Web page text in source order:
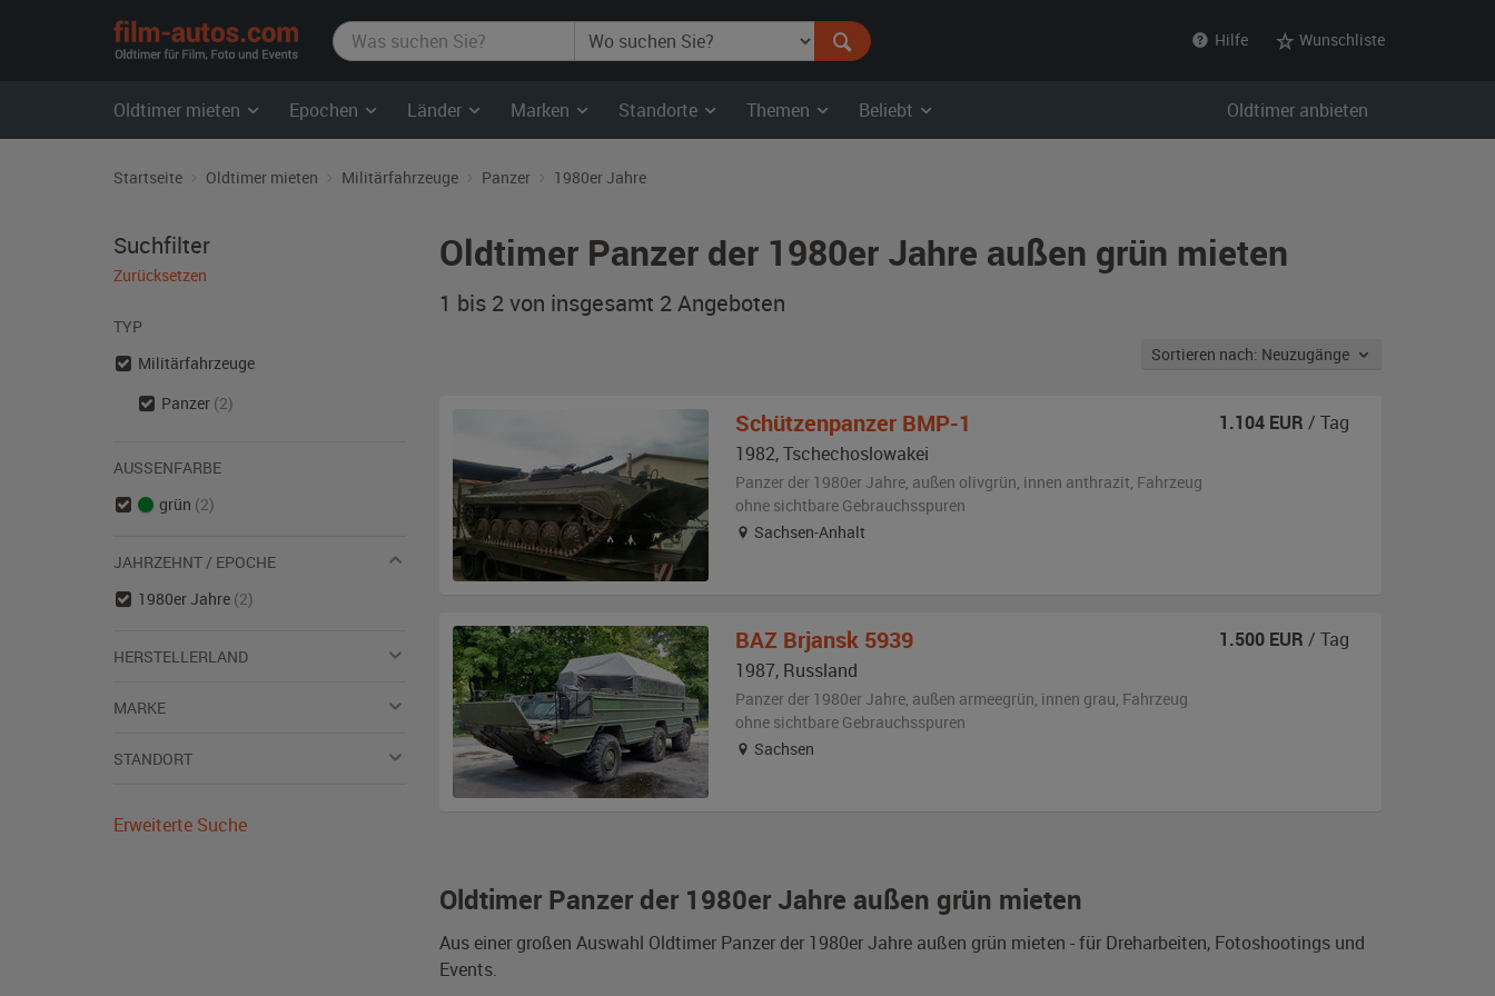
film-
autos.com
Hilfe Wunschliste
Oldtimer mieten Epochen Länder Marken Standorte Themen Beliebt Oldtimer anbieten
Startseite Oldtimer mieten Militärfahrzeuge Panzer 1980er Jahre
Oldtimer Panzer der 1980er Jahre außen grün mieten
1 bis 2 von insgesamt 2Angeboten
Sortieren nach: Neuzugänge
Oldtimer Panzer der 1980er Jahre außen grün mieten
Aus einer großen Auswahl Oldtimer Panzer der 1980er Jahre außen grün mieten - für Dreharbeiten, Fotoshootings und
Events.
Schützenpanzer BMP-1
1982,Tschechoslowakei
Panzer der 1980er Jahre, außen olivgrün, innen anthrazit, Fahrzeug
ohne sichtbare Gebrauchsspuren
Sachsen-Anhalt
1.104 EUR / Tag
BAZ Brjansk 5939
1987, Russland
Panzer der 1980er Jahre, außen armeegrün, innen grau, Fahrzeug
ohne sichtbare Gebrauchsspuren
Sachsen
1.500 EUR / Tag
Suchfilter
Zurücksetzen
TYP
Militärfahrzeuge
Panzer (2)
AUSSENFARBE
grün (2)
JAHRZEHNT / EPOCHE
1980er Jahre (2)
HERSTELLERLAND
MARKE
STANDORT
Erweiterte Suche